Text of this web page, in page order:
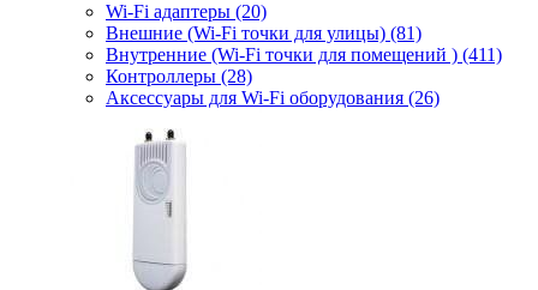
Wi-Fi адаптеры (20)
Внешние (Wi-Fi точки для улицы) (81)
Внутренние (Wi-Fi точки для помещений ) (411)
Контроллеры (28)
Аксессуары для Wi-Fi оборудования (26)